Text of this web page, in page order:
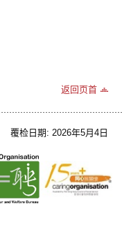
返回页首
覆检日期: 2026年5月4日